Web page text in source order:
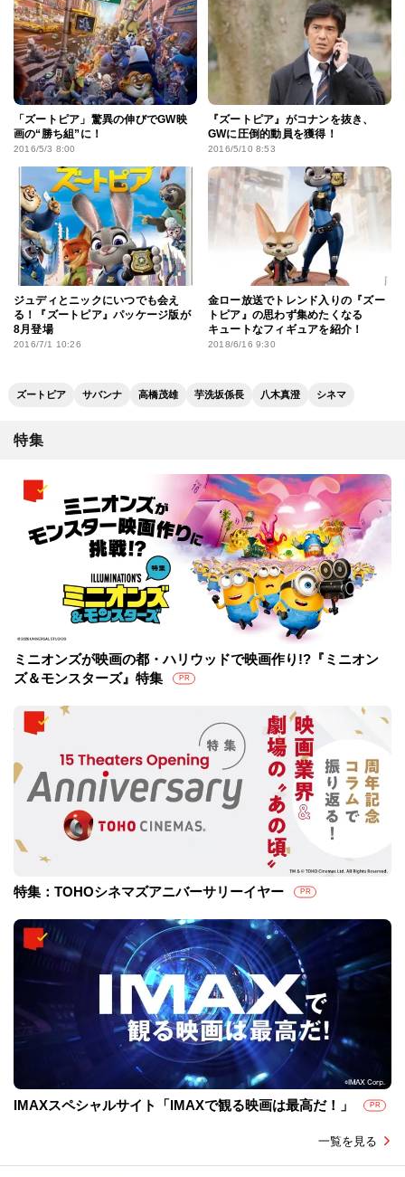
「ズートピア」驚異の伸びでGW映
画の“勝ち組”に！
2016/5/3 8:00
『ズートピア』がコナンを抜き、
GWに圧倒的動員を獲得！
2016/5/10 8:53
ジュディとニックにいつでも会え
る！『ズートピア』パッケージ版が
8月登場
2016/7/1 10:26
金ロー放送でトレンド入りの『ズー
トピア』の思わず集めたくなる
キュートなフィギュアを紹介！
2018/6/16 9:30
ズートピア サバンナ 高橋茂雄 芋洗坂係長 八木真澄 シネマ
特集
ミニオンズが映画の都・ハリウッドで映画作り!?『ミニオン
ズ＆モンスターズ』特集
PR
特集：TOHOシネマズアニバーサリーイヤー PR
IMAXスペシャルサイト「IMAXで観る映画は最高だ！」 PR
一覧を見る